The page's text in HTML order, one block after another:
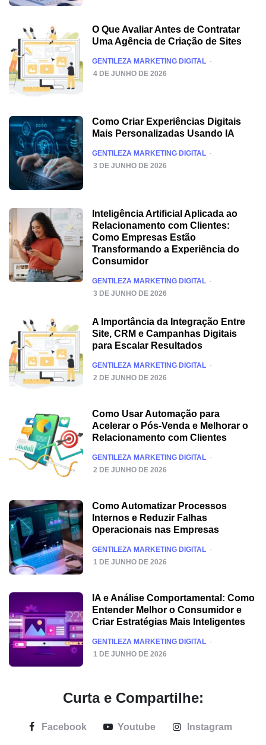
O Que Avaliar Antes de Contratar
Uma Agência de Criação de Sites
POSTED
GENTILEZA MARKETING DIGITAL
4 DE JUNHO DE 2026
Como Criar Experiências Digitais
Mais Personalizadas Usando IA
POSTED
GENTILEZA MARKETING DIGITAL
3 DE JUNHO DE 2026
Inteligência Artificial Aplicada ao
Relacionamento com Clientes:
Como Empresas Estão
Transformando a Experiência do
Consumidor
POSTED
GENTILEZA MARKETING DIGITAL
3 DE JUNHO DE 2026
A Importância da Integração Entre
Site, CRM e Campanhas Digitais
para Escalar Resultados
POSTED
GENTILEZA MARKETING DIGITAL
2 DE JUNHO DE 2026
Como Usar Automação para
Acelerar o Pós-Venda e Melhorar o
Relacionamento com Clientes
POSTED
GENTILEZA MARKETING DIGITAL
2 DE JUNHO DE 2026
Como Automatizar Processos
Internos e Reduzir Falhas
Operacionais nas Empresas
POSTED
GENTILEZA MARKETING DIGITAL
1 DE JUNHO DE 2026
IA e Análise Comportamental: Como
Entender Melhor o Consumidor e
Criar Estratégias Mais Inteligentes
POSTED
GENTILEZA MARKETING DIGITAL
1 DE JUNHO DE 2026
Curta e Compartilhe:
Facebook Youtube Instagram